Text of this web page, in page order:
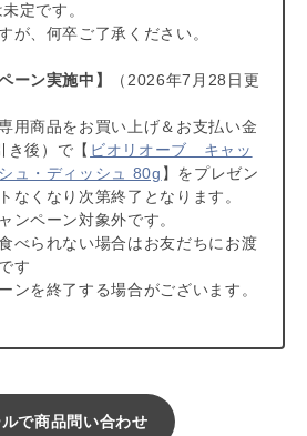
たいこと】
ードやおやつ類には、パートナーに
形状のバラつきについて詳しくは
注意】
グやご注文内容によっては、購入履
ル、 修正を受け付けることができ
せメール」をお送りする前であれ
マイページにてご注文をキャンセル
定です。
が、何卒ご了承ください。
ーン実施中】
（2026年7月28日更
商品をお買い上げ＆お支払い金
き後）で【 ビオリオーブ キャッ
ュ・ディッシュ 80g 】をプレゼン
なくなり次第終了となります。
ンペーン対象外です。
べられない場合はお友だちにお渡
す
ンを終了する場合がございます。
で商品問い合わせ